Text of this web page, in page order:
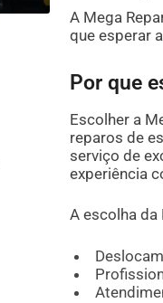
A Mega
que esperar
Por que
Escolher a
reparos de
serviço de
experiência
A escolha da